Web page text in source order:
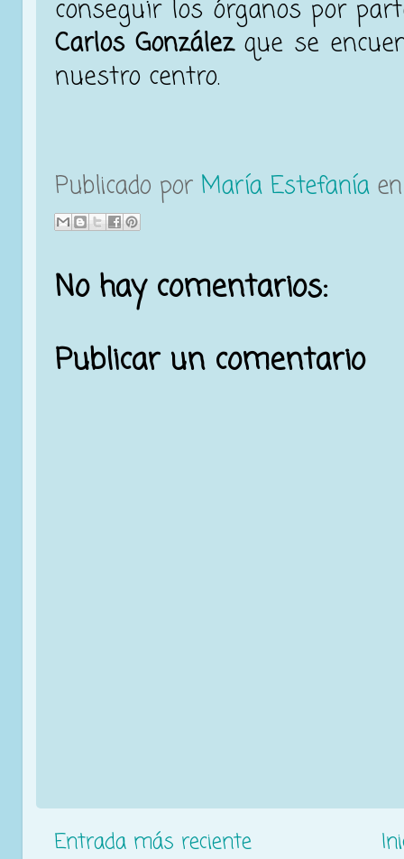
conseguir los órganos por
Carlos Gonzálezque se
nuestro centro.
Publicado por María Estefanía
No hay comentarios:
Publicar un comentario
Entrada más reciente